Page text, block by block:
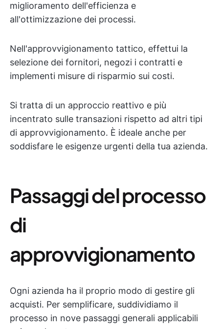
miglioramento dell'efficienza e
all'ottimizzazione dei processi.
Nell'approvvigionamento tattico, effettui la
selezione dei fornitori, negozi i contratti e
implementi misure di risparmio sui costi.
Si tratta di un approccio reattivo e più
incentrato sulle transazioni rispetto ad altri tipi
di approvvigionamento. È ideale anche per
soddisfare le esigenze urgenti della tua azienda.
Passaggi del processo
di
approvvigionamento
Ogni azienda ha il proprio modo di gestire gli
acquisti. Per semplificare, suddividiamo il
processo in nove passaggi generali applicabili